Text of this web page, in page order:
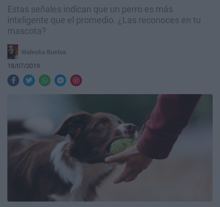
Estas señales indican que un perro es más
inteligente que el promedio. ¿Las reconoces en tu
mascota?
Waleska Bustos
18/07/2019